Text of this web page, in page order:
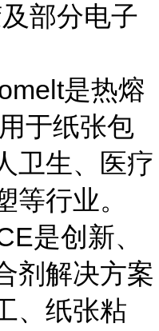
部分电子
是热熔
于纸张包
卫生、医疗
等行业。
是创新、
剂解决方案
、纸张粘